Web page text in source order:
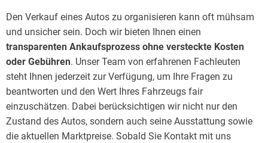
Den Verkauf eines Autos zu organisieren kann oft mühsam
und unsicher sein. Doch wir bieten Ihnen einen
transparenten Ankaufsprozess ohne versteckte Kosten
oder Gebühren. Unser Team von erfahrenen Fachleuten
steht Ihnen jederzeit zur Verfügung, um Ihre Fragen zu
beantworten und den Wert Ihres Fahrzeugs fair
einzuschätzen. Dabei berücksichtigen wir nicht nur den
Zustand des Autos, sondern auch seine Ausstattung sowie
die aktuellen Marktpreise. Sobald Sie Kontakt mit uns